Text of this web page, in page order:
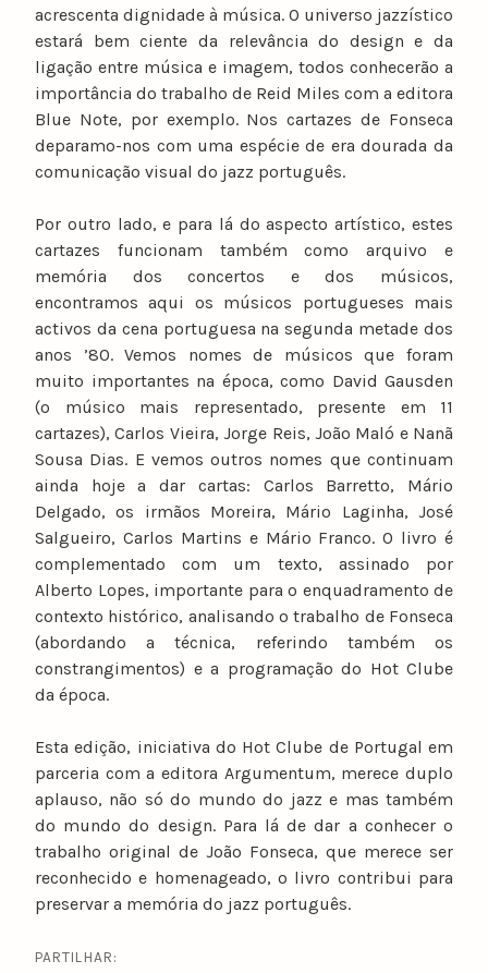
acrescenta dignidade à música. O universo jazzístico
estará bem ciente da relevância do design e da
ligação entre música e imagem, todos conhecerão a
importância do trabalho de Reid Miles com a editora
Blue Note, por exemplo. Nos cartazes de Fonseca
deparamo-nos com uma espécie de era dourada da
comunicação visual do jazz português.
Por outro lado, e para lá do aspecto artístico, estes
cartazes funcionam também como arquivo e
memória dos concertos e dos músicos,
encontramos aqui os músicos portugueses mais
activos da cena portuguesa na segunda metade dos
anos ’80. Vemos nomes de músicos que foram
muito importantes na época, como David Gausden
(o músico mais representado, presente em 11
cartazes), Carlos Vieira, Jorge Reis, João Maló e Nanã
Sousa Dias. E vemos outros nomes que continuam
ainda hoje a dar cartas: Carlos Barretto, Mário
Delgado, os irmãos Moreira, Mário Laginha, José
Salgueiro, Carlos Martins e Mário Franco. O livro é
complementado com um texto, assinado por
Alberto Lopes, importante para o enquadramento de
contexto histórico, analisando o trabalho de Fonseca
(abordando a técnica, referindo também os
constrangimentos) e a programação do Hot Clube
da época.
Esta edição, iniciativa do Hot Clube de Portugal em
parceria com a editora Argumentum, merece duplo
aplauso, não só do mundo do jazz e mas também
do mundo do design. Para lá de dar a conhecer o
trabalho original de João Fonseca, que merece ser
reconhecido e homenageado, o livro contribui para
preservar a memória do jazz português.
PARTILHAR: